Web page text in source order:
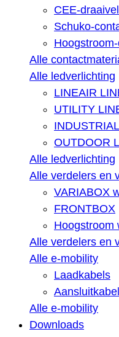
CEE-
Schuko-
Alle
Alle ledverlichting
LINEAIR
UTILITY
OUTDOOR
Alle ledverlichting
Alle verdelers en
VARIABOX
FRONTBOX
Hoogstroom
Alle verdelers en
Alle e-mobility
Laadkabels
Alle e-mobility
Downloads